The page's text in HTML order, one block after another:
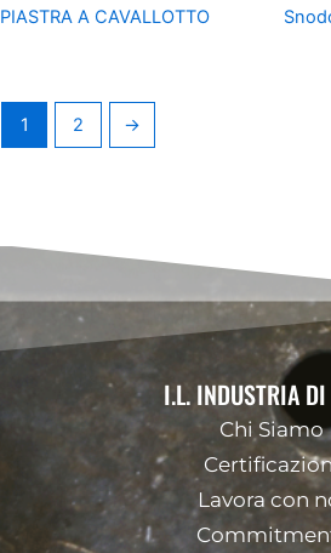
PIASTRA A CAVALLOTTO
1 2 →
I.L. INDUSTRIA
Chi Siamo
Lavora con